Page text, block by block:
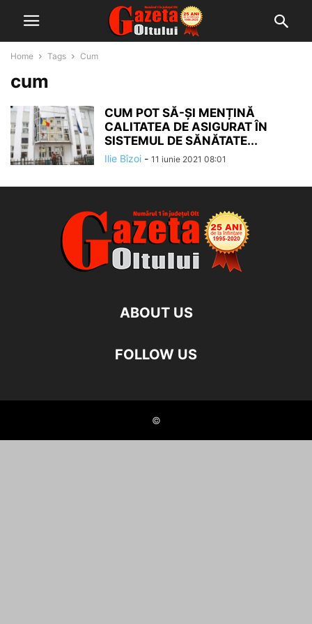
Home Tags Cum
cum
CUM POT SĂ-ȘI MENȚINĂ
CALITATEA DE ASIGURAT ÎN
SISTEMUL DE SĂNĂTATE...
Ilie Bîzoi - 11 iunie 2021 08:01
ABOUT US
FOLLOW US
©